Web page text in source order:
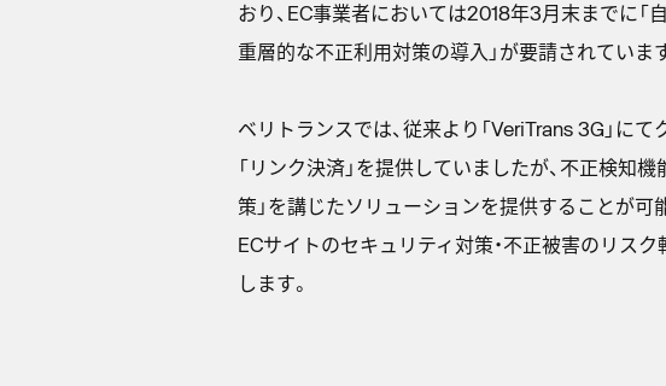
おり、EC事業者においては2018年3月末までに「
重層的な不正利用対策の導入」が要請されています
ベリトランスでは、従来より「VeriTrans 3G」に
「リンク決済」を提供していましたが、不正検知
策」を講じたソリューションを提供することが可
ECサイトのセキュリティ対策・不正被害のリス
します。